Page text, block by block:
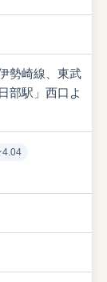
勢崎線、東武
部駅」西口よ